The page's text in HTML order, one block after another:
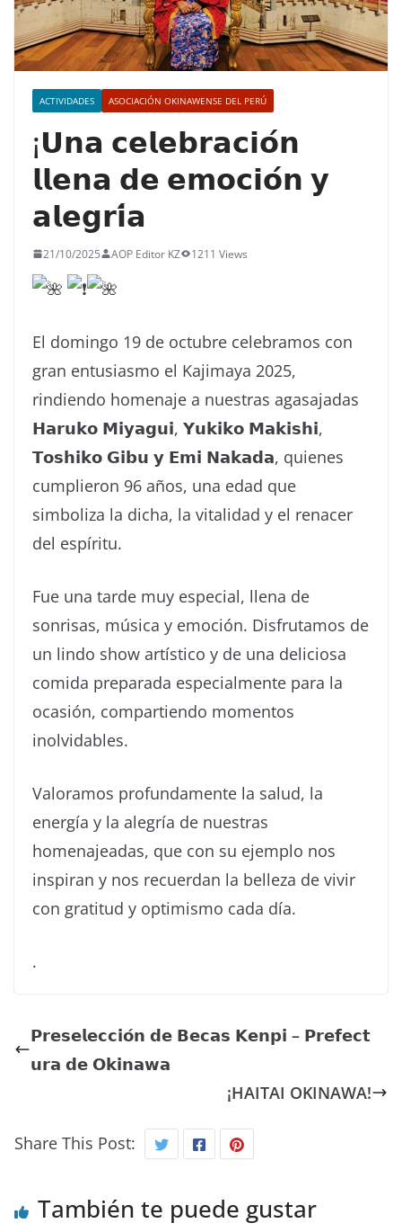
ACTIVIDADES ASOCIACIÓN OKINAWENSE DEL PERÚ
¡𝗨𝗻𝗮 𝗰𝗲𝗹𝗲𝗯𝗿𝗮𝗰𝗶𝗼́𝗻
𝗹𝗹𝗲𝗻𝗮 𝗱𝗲 𝗲𝗺𝗼𝗰𝗶𝗼́𝗻 𝘆
𝗮𝗹𝗲𝗴𝗿𝗶́𝗮
21/10/2025 AOP Editor KZ 1211 Views
El domingo 19 de octubre celebramos con
gran entusiasmo el Kajimaya 2025,
rindiendo homenaje a nuestras agasajadas
𝗛𝗮𝗿𝘂𝗸𝗼 𝗠𝗶𝘆𝗮𝗴𝘂𝗶, 𝗬𝘂𝗸𝗶𝗸𝗼 𝗠𝗮𝗸𝗶𝘀𝗵𝗶,
𝗧𝗼𝘀𝗵𝗶𝗸𝗼 𝗚𝗶𝗯𝘂 𝘆 𝗘𝗺𝗶 𝗡𝗮𝗸𝗮𝗱𝗮, quienes
cumplieron 96 años, una edad que
simboliza la dicha, la vitalidad y el renacer
del espíritu.
Fue una tarde muy especial, llena de
sonrisas, música y emoción. Disfrutamos de
un lindo show artístico y de una deliciosa
comida preparada especialmente para la
ocasión, compartiendo momentos
inolvidables.
Valoramos profundamente la salud, la
energía y la alegría de nuestras
homenajeadas, que con su ejemplo nos
inspiran y nos recuerdan la belleza de vivir
con gratitud y optimismo cada día.
.
𝗣𝗿𝗲𝘀𝗲𝗹𝗲𝗰𝗰𝗶𝗼́𝗻 𝗱𝗲 𝗕𝗲𝗰𝗮𝘀 𝗞𝗲𝗻𝗽𝗶 – 𝗣𝗿𝗲𝗳𝗲𝗰𝘁
𝘂𝗿𝗮 𝗱𝗲 𝗢𝗸𝗶𝗻𝗮𝘄𝗮
¡HAITAI OKINAWA!
Share This Post:
También te puede gustar